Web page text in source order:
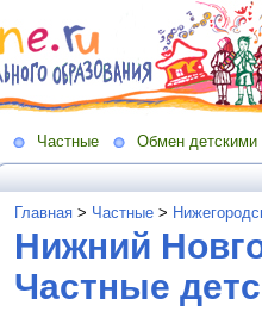
Частные Обмен детскими
Главная > Частные >
Нижний
Частные